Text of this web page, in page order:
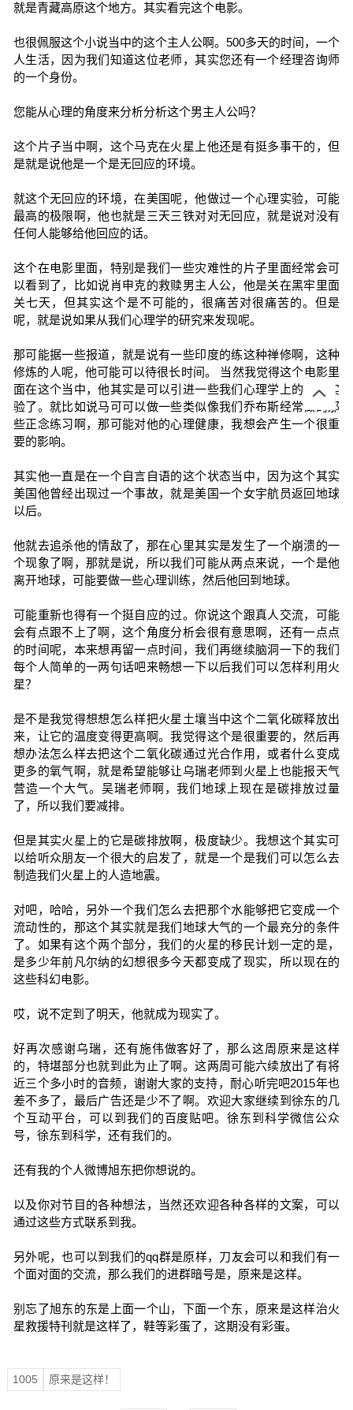
就是青藏高原这个地方。其实看完这个电影。
也很佩服这个小说当中的这个主人公啊。500多天的时间，一个
人生活，因为我们知道这位老师，其实您还有一个经理咨询师
的一个身份。
您能从心理的角度来分析分析这个男主人公吗？
这个片子当中啊，这个马克在火星上他还是有挺多事干的，但
是就是说他是一个是无回应的环境。
就这个无回应的环境，在美国呢，他做过一个心理实验，可能
最高的极限啊，他也就是三天三铁对对无回应，就是说对没有
任何人能够给他回应的话。
这个在电影里面，特别是我们一些灾难性的片子里面经常会可
以看到了，比如说肖申克的救赎男主人公，他是关在黑牢里面
关七天，但其实这个是不可能的，很痛苦对很痛苦的。但是
呢，就是说如果从我们心理学的研究来发现呢。
那可能据一些报道，就是说有一些印度的练这种禅修啊，这种
修炼的人呢，他可能可以待很长时间。 当然我觉得这个电影里
面在这个当中，他其实是可以引进一些我们心理学上的一些实
验了。就比如说马可可以做一些类似像我们乔布斯经常做的那
些正念练习啊，那可能对他的心理健康，我想会产生一个很重
要的影响。
其实他一直是在一个自言自语的这个状态当中，因为这个其实
美国他曾经出现过一个事故，就是美国一个女宇航员返回地球
以后。
他就去追杀他的情敌了，那在心里其实是发生了一个崩溃的一
个现象了啊，那就是说，所以我们可能从两点来说，一个是他
离开地球，可能要做一些心理训练，然后他回到地球。
可能重新也得有一个挺自应的过。你说这个跟真人交流，可能
会有点跟不上了啊，这个角度分析会很有意思啊，还有一点点
的时间呢，本来想再留一点时间，我们再继续脑洞一下的我们
每个人简单的一两句话吧来畅想一下以后我们可以怎样利用火
星？
是不是我觉得想想怎么样把火星土壤当中这个二氧化碳释放出
来，让它的温度变得更高啊。我觉得这个是很重要的，然后再
想办法怎么样去把这个二氧化碳通过光合作用，或者什么变成
更多的氧气啊，就是希望能够让乌瑞老师到火星上也能报天气
营造一个大气。吴瑞老师啊，我们地球上现在是碳排放过量
了，所以我们要减排。
但是其实火星上的它是碳排放啊，极度缺少。我想这个其实可
以给听众朋友一个很大的启发了，就是一个是我们可以怎么去
制造我们火星上的人造地震。
对吧，哈哈，另外一个我们怎么去把那个水能够把它变成一个
流动性的，那这个其实就是我们地球大气的一个最充分的条件
了。如果有这个两个部分，我们的火星的移民计划一定的是，
是多少年前凡尔纳的幻想很多今天都变成了现实，所以现在的
这些科幻电影。
哎，说不定到了明天，他就成为现实了。
好再次感谢乌瑞，还有施伟做客好了，那么这周原来是这样
的，特堪部分也就到此为止了啊。这两周可能六续放出了有将
近三个多小时的音频，谢谢大家的支持，耐心听完吧2015年也
差不多了，最后广告还是少不了啊。欢迎大家继续到徐东的几
个互动平台，可以到我们的百度贴吧。徐东到科学微信公众
号，徐东到科学，还有我们的。
还有我的个人微博旭东把你想说的。
以及你对节目的各种想法，当然还欢迎各种各样的文案，可以
通过这些方式联系到我。
另外呢，也可以到我们的qq群是原样，刀友会可以和我们有一
个面对面的交流，那么我们的进群暗号是，原来是这样。
别忘了旭东的东是上面一个山，下面一个东，原来是这样治火
星救援特刊就是这样了，鞋等彩蛋了，这期没有彩蛋。
1005 原来是这样！